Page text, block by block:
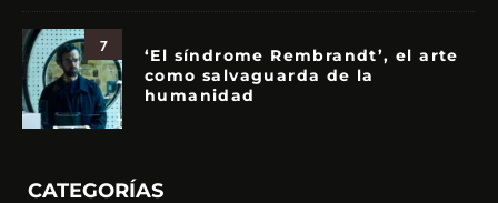
7
‘El síndrome Rembrandt’, el arte
como salvaguarda de la
humanidad
CATEGORÍAS